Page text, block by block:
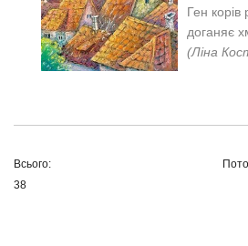
Ген корів
доганяє
(Ліна
Всього:
38